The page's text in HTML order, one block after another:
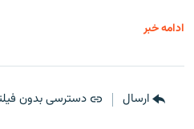
ادامه خبر
ارسال دسترسی بدون